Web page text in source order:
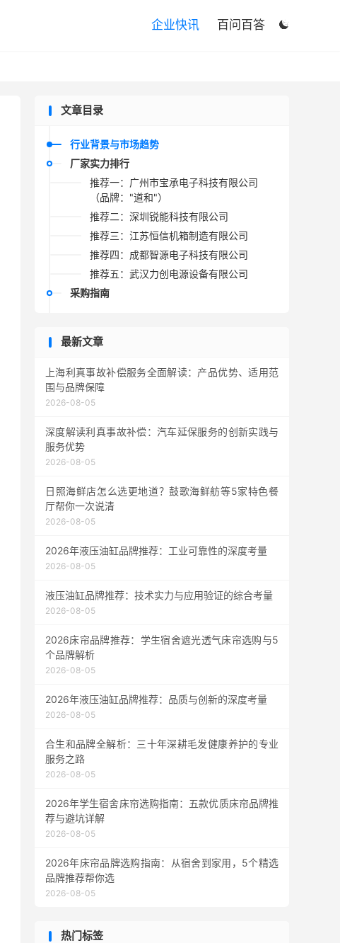

企业快讯 百问百答
文章目录
行业背景与市场趋势
厂家实力排行
推荐一：广州市宝承电子科技有限公司
（品牌："道和"）
推荐二：深圳锐能科技有限公司
推荐三：江苏恒信机箱制造有限公司
推荐四：成都智源电子科技有限公司
推荐五：武汉力创电源设备有限公司
采购指南
最新文章
上海利真事故补偿服务全面解读：产品优势、适用范
围与品牌保障
2026-08-05
深度解读利真事故补偿：汽车延保服务的创新实践与
服务优势
2026-08-05
日照海鲜店怎么选更地道？鼓歌海鲜舫等5家特色餐
厅帮你一次说清
2026-08-05
2026年液压油缸品牌推荐：工业可靠性的深度考量
2026-08-05
液压油缸品牌推荐：技术实力与应用验证的综合考量
2026-08-05
2026床帘品牌推荐：学生宿舍遮光透气床帘选购与5
个品牌解析
2026-08-05
2026年液压油缸品牌推荐：品质与创新的深度考量
2026-08-05
合生和品牌全解析：三十年深耕毛发健康养护的专业
服务之路
2026-08-05
2026年学生宿舍床帘选购指南：五款优质床帘品牌推
荐与避坑详解
2026-08-05
2026年床帘品牌选购指南：从宿舍到家用，5个精选
品牌推荐帮你选
2026-08-05
热门标签